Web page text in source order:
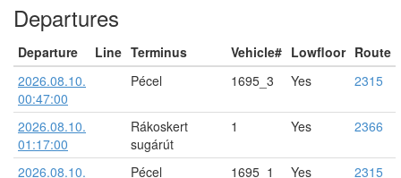
Departures
Departure Line Terminus Vehicle# Lowfloor Route
2026.08.10.
00:47:00
Pécel 1695_3 Yes 2315
2026.08.10.
01:17:00
Rákoskert
sugárút
1 Yes 2366
2026.08.10.
Pécel 1695_1 Yes 2315